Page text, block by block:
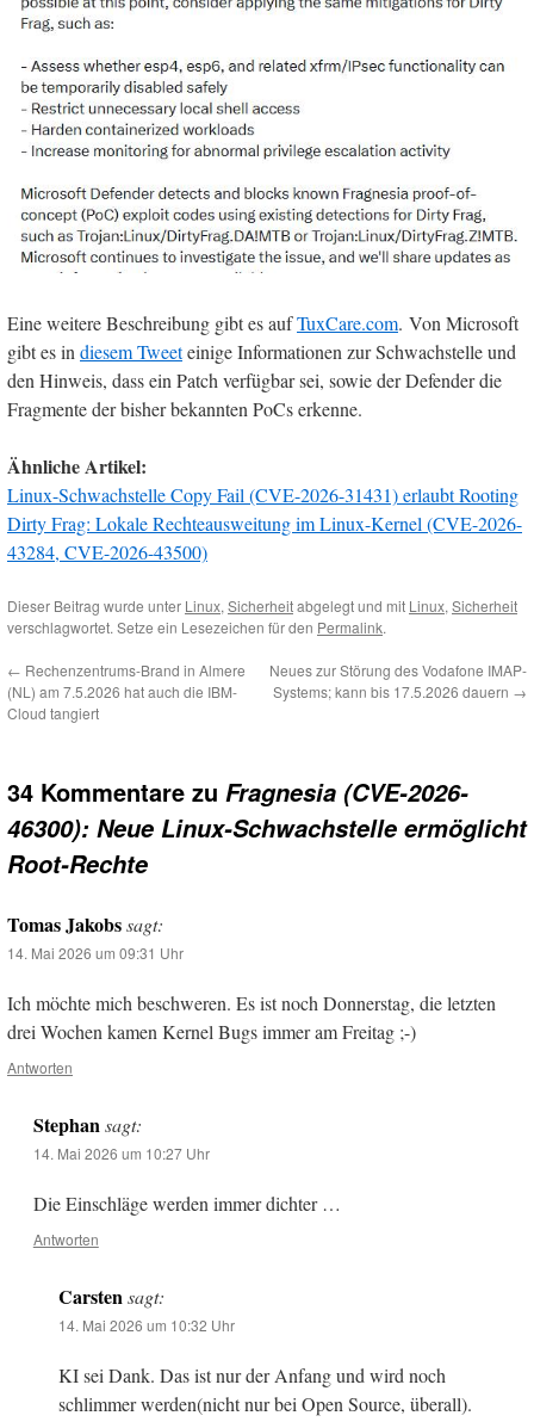
Eine weitere Beschreibung gibt es aufTuxCare.com. Von Microsoft
gibt es indiesem Tweeteinige Informationen zur Schwachstelle und
den Hinweis, dass ein Patch verfügbar sei, sowie der Defender die
Fragmente der bisher bekannten PoCs erkenne.
Ähnliche Artikel:
Linux-Schwachstelle Copy Fail (CVE-2026-31431) erlaubt Rooting
Dirty Frag: Lokale Rechteausweitung im Linux-Kernel (CVE-2026-
43284, CVE-2026-43500)
Dieser Beitrag wurde unter Linux, Sicherheitabgelegt und mit Linux, Sicherheit
verschlagwortet. Setze ein Lesezeichen für den Permalink.
← Rechenzentrums-Brand in Almere
(NL) am 7.5.2026 hat auch die IBM-
Cloud tangiert
Neues zur Störung des Vodafone IMAP-
Systems; kann bis 17.5.2026 dauern →
34 Kommentare zu Fragnesia (CVE-2026-
46300): Neue Linux-Schwachstelle ermöglicht
Root-Rechte
Tomas Jakobssagt:
14. Mai 2026 um 09:31 Uhr
Ich möchte mich beschweren. Es ist noch Donnerstag, die letzten
drei Wochen kamen Kernel Bugs immer am Freitag ;-)
Antworten
Stephan sagt:
14. Mai 2026 um 10:27 Uhr
Die Einschläge werden immer dichter …
Antworten
Carsten sagt:
14. Mai 2026 um 10:32 Uhr
KI sei Dank. Das ist nur der Anfang und wird noch
schlimmer werden(nicht nur bei Open Source, überall).